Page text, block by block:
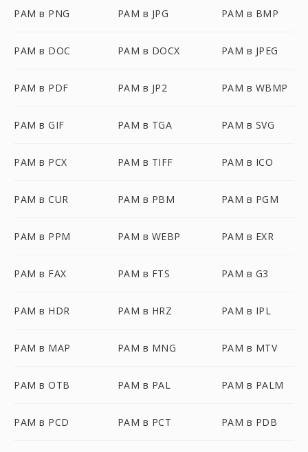
PAM в PNG PAM в JPG PAM в BMP
PAM в DOC PAM в DOCX PAM в JPEG
PAM в PDF PAM в JP2 PAM в WBMP
PAM в GIF PAM в TGA PAM в SVG
PAM в PCX PAM в TIFF PAM в ICO
PAM в CUR PAM в PBM PAM в PGM
PAM в PPM PAM в WEBP PAM в EXR
PAM в FAX PAM в FTS PAM в G3
PAM в HDR PAM в HRZ PAM в IPL
PAM в MAP PAM в MNG PAM в MTV
PAM в OTB PAM в PAL PAM в PALM
PAM в PCD PAM в PCT PAM в PDB